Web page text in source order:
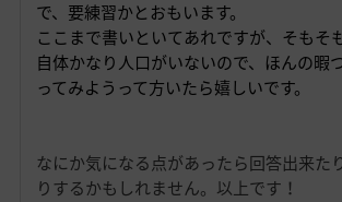
で、要練習かとおもいます。
ここまで書いといてあれですが、そもそ
自体かなり人口がいないので、ほんの暇
ってみようって方いたら嬉しいです。
なにか気になる点があったら回答出来た
りするかもしれません。以上です！